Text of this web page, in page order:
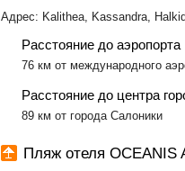
Адрес: Kalithea, Kassandra,
Расстояние до аэропорта
76 км от международного
Расстояние до центра
89 км от города Салоники
Пляж отеля OCEANIS